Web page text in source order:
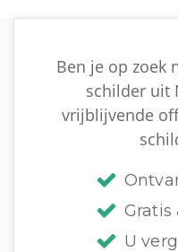
Ben je op zoek
schilder uit
vrijblijvende
Gratis
U